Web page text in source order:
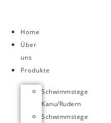
springen
Home
Über
uns
Produkte
Schwimmstege
Kanu/Rudern
Schwimmstege